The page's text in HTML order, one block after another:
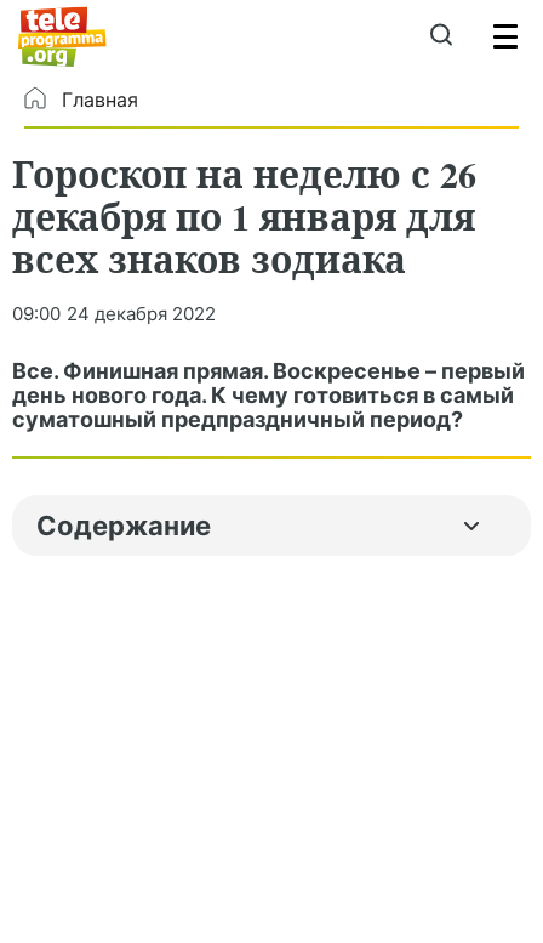
Главная
Гороскоп на неделю с 26
декабря по 1 января для
всех знаков зодиака
09:00 24 декабря 2022
Все. Финишная прямая. Воскресенье – первый
день нового года. К чему готовиться в самый
суматошный предпраздничный период?
Содержание